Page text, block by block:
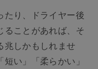
たり、ドライヤー後
ることがあれば、そ
兆しかもしれませ
い」「柔らかい」